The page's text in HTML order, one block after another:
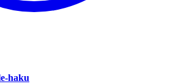
haku